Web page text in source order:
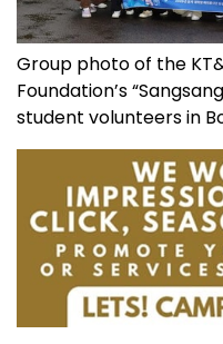
Group photo of the
Foundation’s
student volunteers in